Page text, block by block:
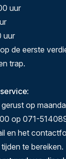
uur
uur
de eerste
trap.
:
op
op 071-
en het
te bereiken.